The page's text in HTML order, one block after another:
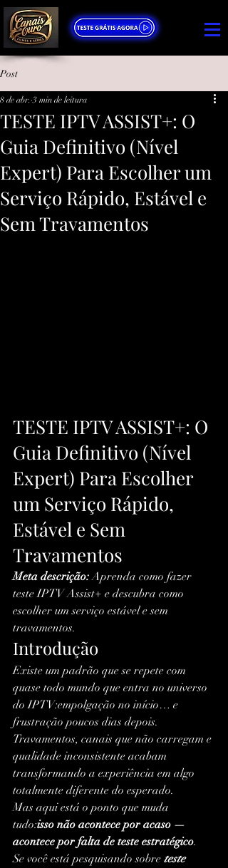
Post
TESTE IPTV ASSIST+: O
Guia Definitivo (Nível
Expert) Para Escolher um
Serviço Rápido, Estável e
Sem Travamentos
8 de abr. 3 min de leitura
TESTE IPTV ASSIST+: O
Guia Definitivo (Nível
Expert) Para Escolher
um Serviço Rápido,
Estável e Sem
Travamentos
Meta descrição: Aprenda como fazer
teste IPTV Assist+ e descubra como
escolher um serviço estável e sem
travamentos.
Introdução
Existe um padrão que se repete com
quase todo mundo que entra no universo
do IPTV:empolgação no início… e
frustração poucos dias depois.
Travamentos, canais que não carregam e
qualidade inconsistente acabam
transformando a experiência em algo
totalmente diferente do esperado.
Mas aqui está o ponto que muda
tudo:isso não acontece por acaso —
acontece por falta de teste estratégico.
Se você está pesquisando sobre teste